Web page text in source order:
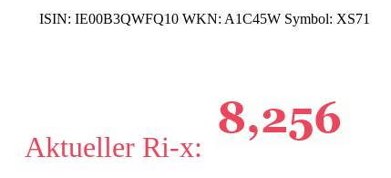
ISIN: IE00B3QWFQ10 WKN: A1C45W Symbol: XS71
Aktueller Ri-x: